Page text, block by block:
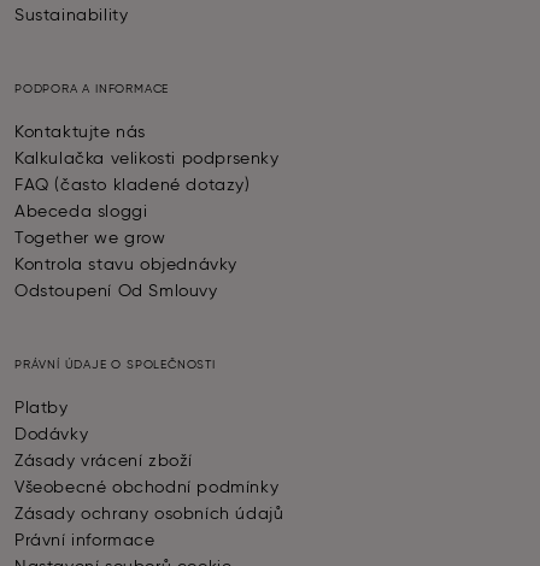
Sustainability
PODPORA A INFORMACE
Kontaktujte nás
Kalkulačka velikosti podprsenky
FAQ (často kladené dotazy)
Abeceda sloggi
Together we grow
Kontrola stavu objednávky
Odstoupení Od Smlouvy
PRÁVNÍ ÚDAJE O SPOLEČNOSTI
Platby
Dodávky
Zásady vrácení zboží
Všeobecné obchodní podmínky
Zásady ochrany osobních údajů
Právní informace